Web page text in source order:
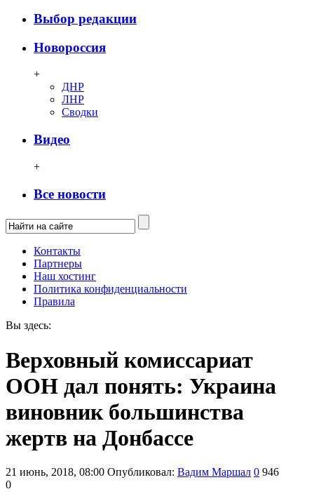
Выбор редакции
Новороссия
+
ДНР
ЛНР
Сводки
Видео
+
Все новости
Контакты
Партнеры
Наш хостинг
Политика конфиденциальности
Правила
Вы здесь:
Верховный комиссариат
ООН дал понять: Украина
виновник большинства
жертв на Донбассе
21 июнь, 2018, 08:00 Опубликовал: Вадим Маршал 0 946
0